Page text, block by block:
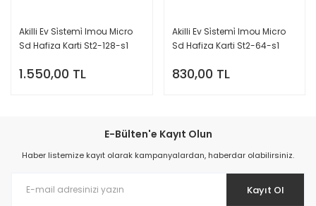
Akilli Ev Si̇stemi̇ Imou Micro
Sd Hafiza Karti St2-128-s1
1.550,00 TL
Akilli Ev Si̇stemi̇ Imou Micro
Sd Hafiza Karti St2-64-s1
830,00 TL
E-Bülten'e Kayıt Olun
Haber listemize kayıt olarak kampanyalardan, haberdar olabilirsiniz.
Kayıt Ol